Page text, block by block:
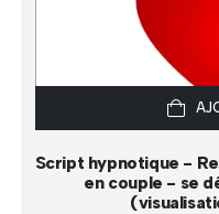
Script hypnotique -
en couple - se